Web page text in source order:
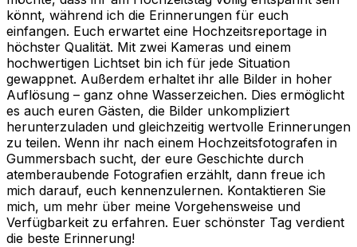
könnt, während ich die Erinnerungen für euch
einfangen. Euch erwartet eine Hochzeitsreportage in
höchster Qualität. Mit zwei Kameras und einem
hochwertigen Lichtset bin ich für jede Situation
gewappnet. Außerdem erhaltet ihr alle Bilder in hoher
Auflösung – ganz ohne Wasserzeichen. Dies ermöglicht
es auch euren Gästen, die Bilder unkompliziert
herunterzuladen und gleichzeitig wertvolle Erinnerungen
zu teilen. Wenn ihr nach einem Hochzeitsfotografen in
Gummersbach sucht, der eure Geschichte durch
atemberaubende Fotografien erzählt, dann freue ich
mich darauf, euch kennenzulernen. Kontaktieren Sie
mich, um mehr über meine Vorgehensweise und
Verfügbarkeit zu erfahren. Euer schönster Tag verdient
die beste Erinnerung!